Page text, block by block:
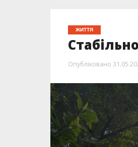
ЖИТТЯ
Опубліковано